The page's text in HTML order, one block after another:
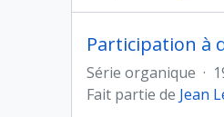
Participation à
Série organique ·
Fait partie de Jean